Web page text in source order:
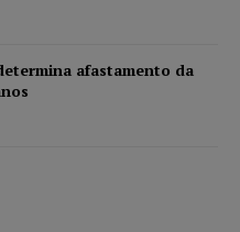
afastamento da